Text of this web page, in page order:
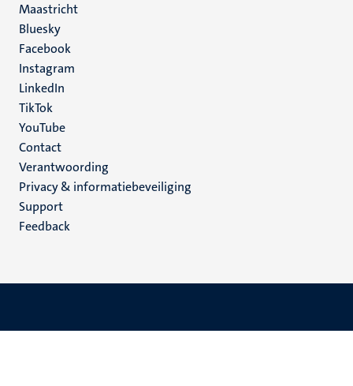
Maastricht
Social
media
Bluesky
Facebook
Instagram
LinkedIn
TikTok
YouTube
Menu
footer
(NL)
Contact
Verantwoording
Privacy & informatiebeveiliging
Support
Feedback